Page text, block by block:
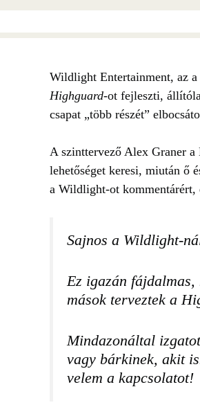
Wildlight Entertainment, az
Highguard-ot fejleszti,
csapat „több részét”
A szinttervező Alex Graner
lehetőséget keresi, miután ő
a Wildlight-ot kommentárért,
Sajnos a Wildlight-
Ez igazán
mások terveztek a
Mindazonáltal
vagy bárkinek, akit
velem a kapcsolatot!